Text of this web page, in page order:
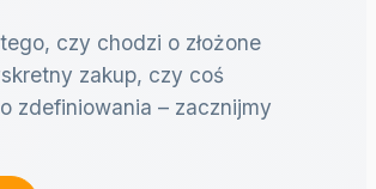
czy chodzi o złożone
zakup, czy coś
zdefiniowania – zacznijmy